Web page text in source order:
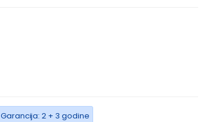
Garancija: 2 + 3 godine